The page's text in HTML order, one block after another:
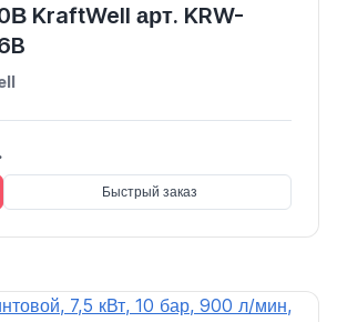
KraftWell арт. KRW-
Быстрый заказ